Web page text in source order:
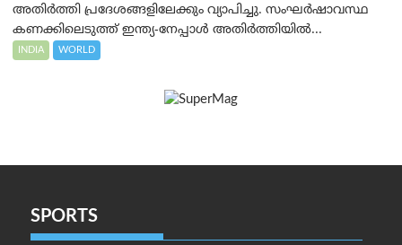
അതിർത്തി പ്രദേശങ്ങളിലേക്കും വ്യാപിച്ചു. സംഘർഷാവസ്ഥ
കണക്കിലെടുത്ത് ഇന്ത്യ-നേപ്പാൾ അതിർത്തിയിൽ...
INDIA WORLD
SPORTS